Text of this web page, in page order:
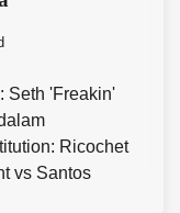
Seth 'Freakin'
Ricochet
vs Santos